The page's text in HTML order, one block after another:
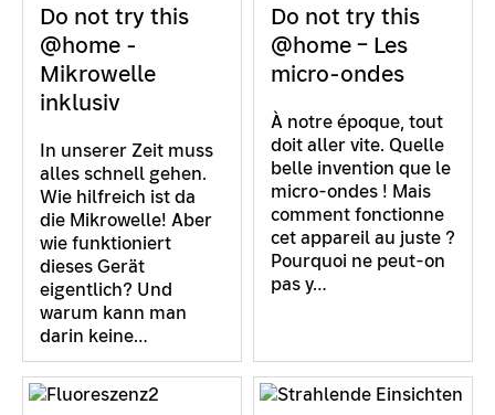
Do not try this
@home -
Mikrowelle
inklusiv
In unserer Zeit muss
alles schnell gehen.
Wie hilfreich ist da
die Mikrowelle! Aber
wie funktioniert
dieses Gerät
eigentlich? Und
warum kann man
darin keine…
Do not try this
@home – Les
micro-ondes
À notre époque, tout
doit aller vite. Quelle
belle invention que le
micro-ondes ! Mais
comment fonctionne
cet appareil au juste ?
Pourquoi ne peut-on
pas y…